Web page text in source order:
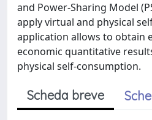
and Power-Sharing Model
apply virtual and physical
application allows to obtain
economic quantitative
physical self-consumption.
Scheda breve